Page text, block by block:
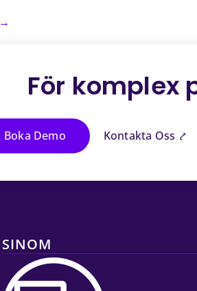
→
För komplex
Boka Demo
Kontakta Oss ⤤
SINOM